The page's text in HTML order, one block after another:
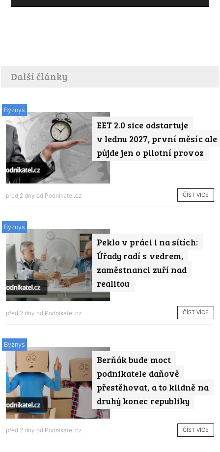
Další články
EET 2.0 sice odstartuje
v lednu 2027, první měsíc ale
půjde jen o pilotní provoz
Byznys
před 2 dny od Podnikatel.cz ČÍST VÍCE
Peklo v práci i na sítích:
Úřady radí s vedrem,
zaměstnanci zuří nad
realitou
Byznys
před 2 dny od Podnikatel.cz ČÍST VÍCE
Berňák bude moct
podnikatele daňově
přestěhovat, a to klidně na
druhý konec republiky
Byznys
před 2 dny od Podnikatel.cz ČÍST VÍCE